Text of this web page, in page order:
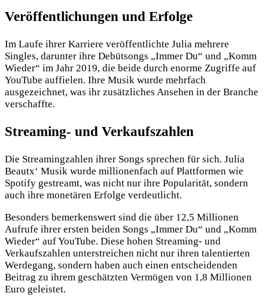
Veröffentlichungen und Erfolge
Im Laufe ihrer Karriere veröffentlichte Julia mehrere
Singles, darunter ihre Debütsongs „Immer Du“ und „Komm
Wieder“ im Jahr 2019, die beide durch enorme Zugriffe auf
YouTube auffielen. Ihre Musik wurde mehrfach
ausgezeichnet, was ihr zusätzliches Ansehen in der Branche
verschaffte.
Streaming- und Verkaufszahlen
Die Streamingzahlen ihrer Songs sprechen für sich. Julia
Beautx‘ Musik wurde millionenfach auf Plattformen wie
Spotify gestreamt, was nicht nur ihre Popularität, sondern
auch ihre monetären Erfolge verdeutlicht.
Besonders bemerkenswert sind die über 12,5 Millionen
Aufrufe ihrer ersten beiden Songs „Immer Du“ und „Komm
Wieder“ auf YouTube. Diese hohen Streaming- und
Verkaufszahlen unterstreichen nicht nur ihren talentierten
Werdegang, sondern haben auch einen entscheidenden
Beitrag zu ihrem geschätzten Vermögen von 1,8 Millionen
Euro geleistet.